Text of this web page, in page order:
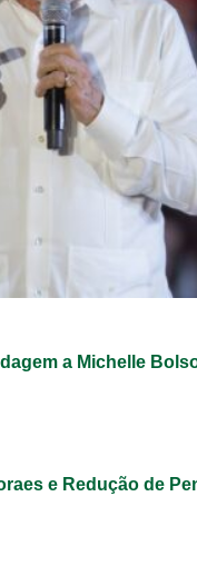
a Michelle
e Redução de